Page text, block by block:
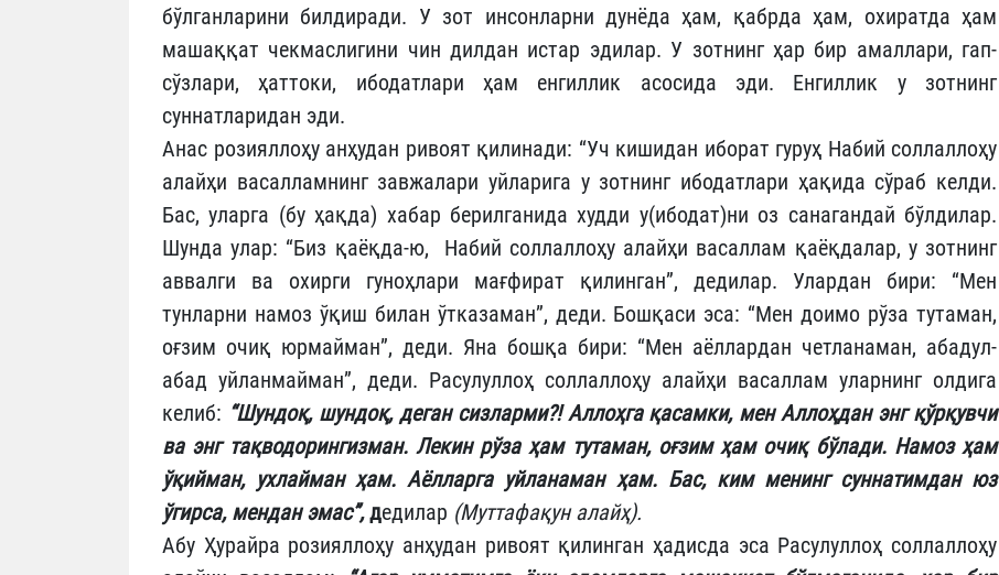
бўлганларини билдиради. У зот инсонларни дунёда ҳам, қабрда ҳам, охиратда ҳам
машаққат чекмаслигини чин дилдан истар эдилар. У зотнинг ҳар бир амаллари, гап-
сўзлари, ҳаттоки, ибодатлари ҳам енгиллик асосида эди. Енгиллик у зотнинг
суннатларидан эди.
Анас розияллоҳу анҳудан ривоят қилинади: “Уч кишидан иборат гуруҳ Набий соллаллоҳу
алайҳи васалламнинг завжалари уйларига у зотнинг ибодатлари ҳақида сўраб келди.
Бас, уларга (бу ҳақда) хабар берилганида худди у(ибодат)ни оз санагандай бўлдилар.
Шунда улар: “Биз қаёқда-ю, Набий соллаллоҳу алайҳи васаллам қаёқдалар, у зотнинг
аввалги ва охирги гуноҳлари мағфират қилинган”, дедилар. Улардан бири: “Мен
тунларни намоз ўқиш билан ўтказаман”, деди. Бошқаси эса: “Мен доимо рўза тутаман,
оғзим очиқ юрмайман”, деди. Яна бошқа бири: “Мен аёллардан четланаман, абадул-
абад уйланмайман”, деди. Расулуллоҳ соллаллоҳу алайҳи васаллам уларнинг олдига
келиб: “Шундоқ, шундоқ, деган сизларми?! Аллоҳга қасамки, мен Аллоҳдан энг қўрқувчи
ва энг тақводорингизман. Лекин рўза ҳам тутаман, оғзим ҳам очиқ бўлади. Намоз ҳам
ўқийман, ухлайман ҳам. Аёлларга уйланаман ҳам. Бас, ким менинг суннатимдан юз
ўгирса, мендан эмас”,дедилар (Муттафақун алайҳ).
Абу Ҳурайра розияллоҳу анҳудан ривоят қилинган ҳадисда эса Расулуллоҳ соллаллоҳу